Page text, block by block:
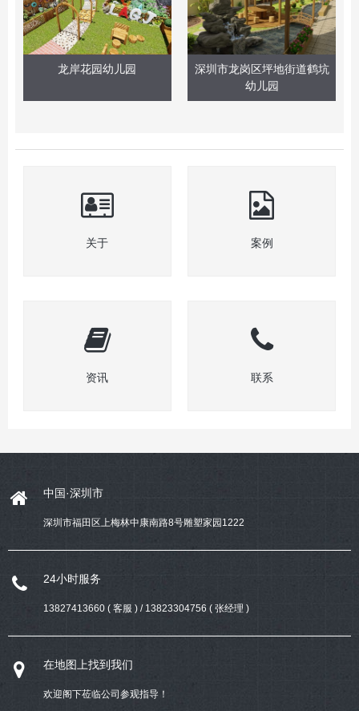
龙岸花园幼儿园
深圳市龙岗区坪地街道鹤坑
幼儿园
关于 案例
资讯 联系
中国·深圳市
深圳市福田区上梅林中康南路8号雕塑家园1222
24小时服务
13827413660 ( 客服 ) / 13823304756 ( 张经理 )
在地图上找到我们
欢迎阁下莅临公司参观指导！